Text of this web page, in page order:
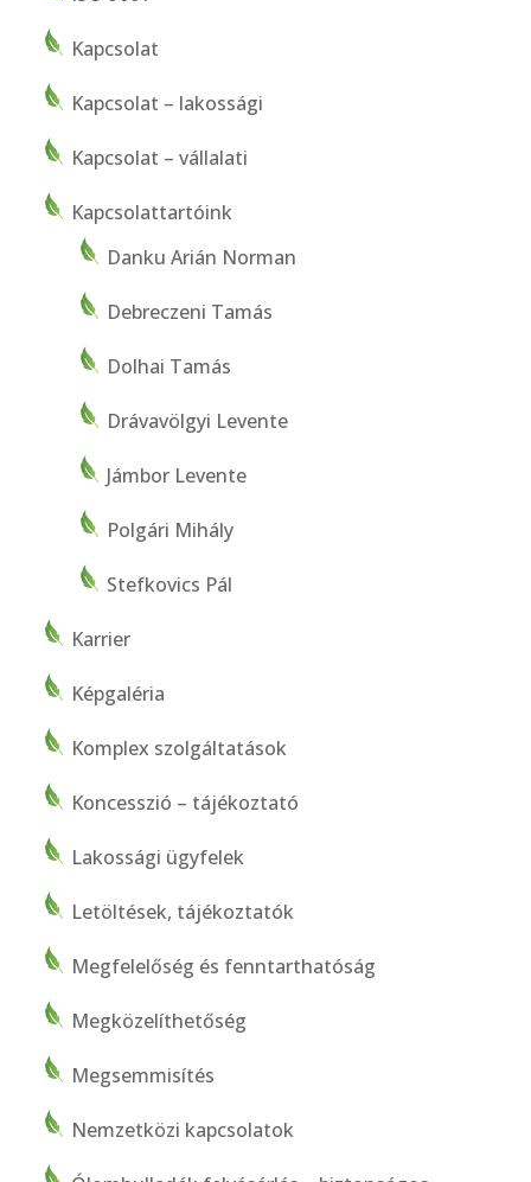
Kapcsolat
Kapcsolat – lakossági
Kapcsolat – vállalati
Kapcsolattartóink
Danku Arián Norman
Debreczeni Tamás
Dolhai Tamás
Drávavölgyi Levente
Jámbor Levente
Polgári Mihály
Stefkovics Pál
Karrier
Képgaléria
Komplex szolgáltatások
Koncesszió – tájékoztató
Lakossági ügyfelek
Letöltések, tájékoztatók
Megfelelőség és fenntarthatóság
Megközelíthetőség
Megsemmisítés
Nemzetközi kapcsolatok